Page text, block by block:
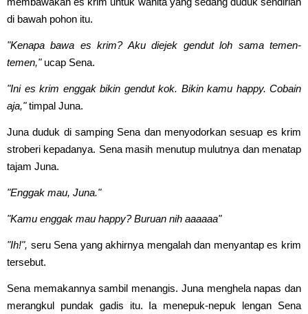
di bawah pohon itu.
"Kenapa bawa es krim? Aku diejek gendut loh sama temen-
temen,"ucap Sena.
"Ini es krim enggak bikin gendut kok. Bikin kamu happy. Cobain
aja,"timpal Juna.
Juna duduk di samping Sena dan menyodorkan sesuap es krim
stroberi kepadanya. Sena masih menutup mulutnya dan menatap
tajam Juna.
"Enggak mau, Juna."
"Kamu enggak mau happy? Buruan nih aaaaaa"
"Ih!", seru Sena yang akhirnya mengalah dan menyantap es krim
tersebut.
Sena memakannya sambil menangis. Juna menghela napas dan
merangkul pundak gadis itu. Ia menepuk-nepuk lengan Sena